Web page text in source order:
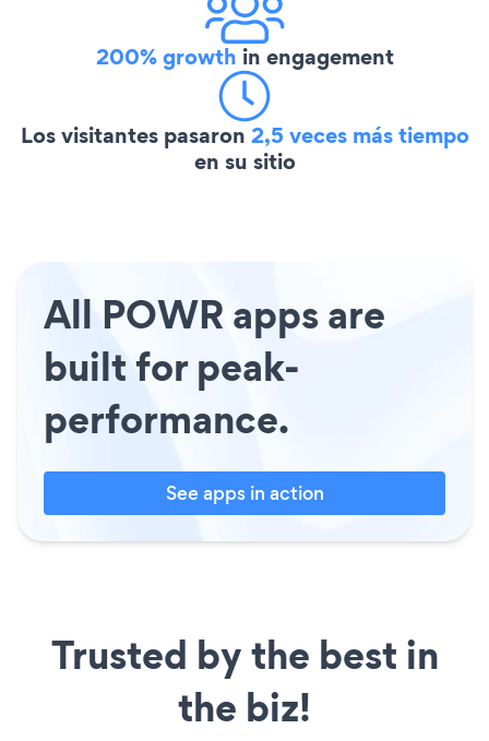
200% growth in engagement
Los visitantes pasaron 2,5 veces más tiempo
en su sitio
All POWR apps are
built for peak-
performance.
See apps in action
Trusted by the best in
the biz!